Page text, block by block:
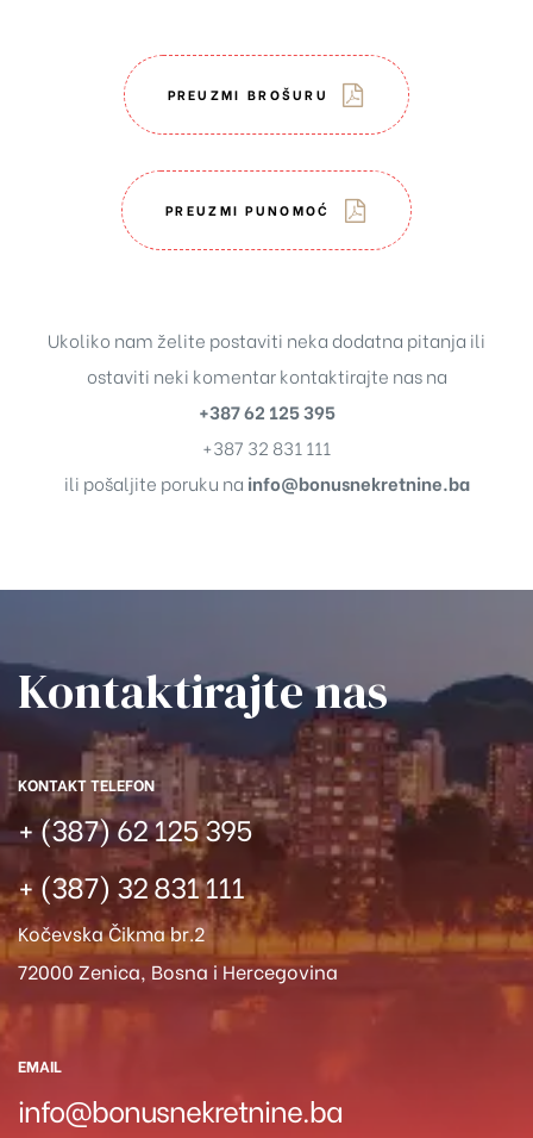
PREUZMI BROŠURU
PREUZMI PUNOMOĆ
Ukoliko nam želite postaviti neka dodatna pitanja ili
ostaviti neki komentar kontaktirajte nas na
+387 62 125 395
+387 32 831 111
ili pošaljite poruku na info@bonusnekretnine.ba
Kontaktirajte nas​
KONTAKT TELEFON
+ (387) 62 125 395
+ (387) 32 831 111
Kočevska Čikma br.2
72000 Zenica, Bosna i Hercegovina
EMAIL
info@bonusnekretnine.ba